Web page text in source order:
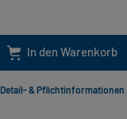
In den Warenkorb
Detail- & Pflichtinformationen